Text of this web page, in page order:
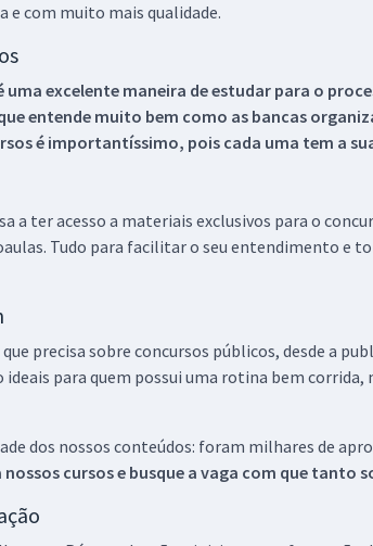
e com muito mais qualidade.
uma excelente maneira de estudar para o
entende muito bem como as bancas
é importantíssimo, pois cada uma tem a
a ter acesso a materiais exclusivos para o
Tudo para facilitar o seu entendimento e
precisa sobre concursos públicos, desde a
para quem possui uma rotina bem
dos nossos conteúdos: foram milhares de
cursos e busque a vaga com que tanto